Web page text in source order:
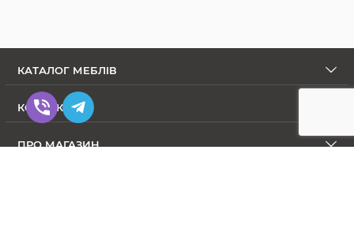
КАТАЛОГ МЕБЛІВ
КОНТАКТИ
ПРО МАГАЗИН